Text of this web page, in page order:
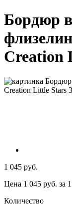
Бордюр
Creation
1 045 руб.
Цена 1 045 руб. за
Количество